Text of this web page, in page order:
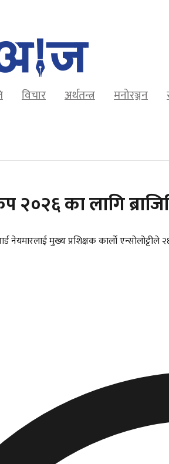
विचार अर्थतन्त्र मनोरञ्जन
२०२६ का लागि
नेयमारलाई मुख्य प्रशिक्षक कार्लो